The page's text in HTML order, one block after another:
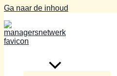
Ga naar de inhoud